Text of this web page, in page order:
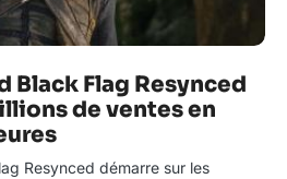
Black Flag Resynced
de ventes en
Resynced démarre sur les